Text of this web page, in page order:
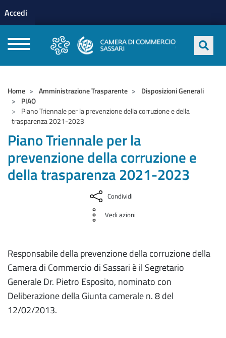
profilo utente
Accedi
Home Amministrazione Trasparente
Disposizioni Generali
PIAO
Piano Triennale per la prevenzione della corruzione e della
trasparenza 2021-2023
Piano Triennale per la
prevenzione della corruzione e
della trasparenza 2021-2023
Condividi
Vedi azioni
Responsabile della prevenzione della corruzione della
Camera di Commercio di Sassari è il Segretario
Generale Dr. Pietro Esposito, nominato con
Deliberazione della Giunta camerale n. 8 del
12/02/2013.